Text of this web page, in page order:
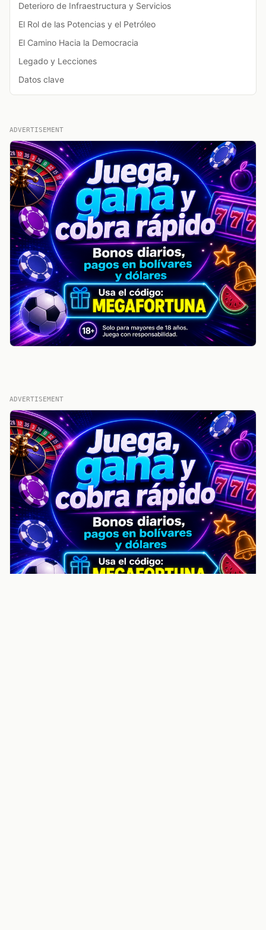
Deterioro de Infraestructura y Servicios
El Rol de las Potencias y el Petróleo
El Camino Hacia la Democracia
Legado y Lecciones
Datos clave
ADVERTISEMENT
ADVERTISEMENT